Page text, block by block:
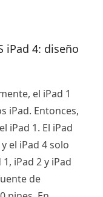
iPad 4: diseño
el iPad 1
iPad. Entonces,
iPad 1. El iPad
el iPad 4 solo
iPad 2 y iPad
de